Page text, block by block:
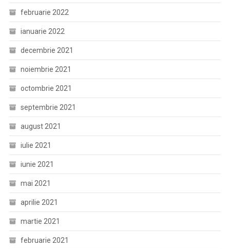
februarie 2022
ianuarie 2022
decembrie 2021
noiembrie 2021
octombrie 2021
septembrie 2021
august 2021
iulie 2021
iunie 2021
mai 2021
aprilie 2021
martie 2021
februarie 2021